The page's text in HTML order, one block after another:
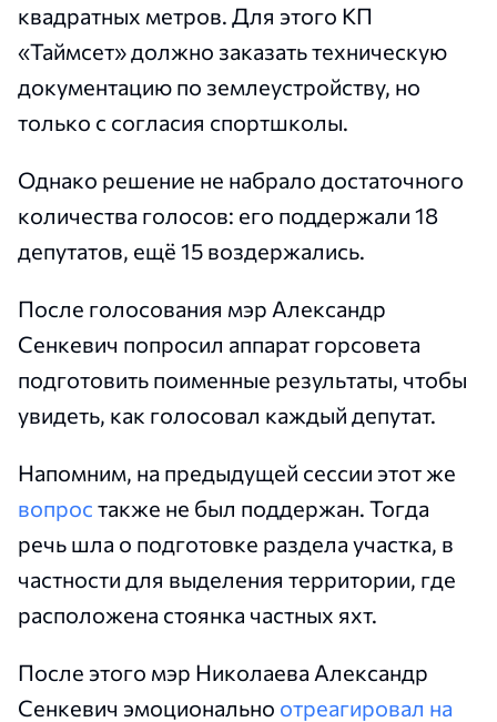
квадратных метров. Для этого КП
«Таймсет» должно заказать техническую
документацию по землеустройству, но
только с согласия спортшколы.
Однако решение не набрало достаточного
количества голосов: его поддержали 18
депутатов, ещё 15 воздержались.
После голосования мэр Александр
Сенкевич попросил аппарат горсовета
подготовить поименные результаты, чтобы
увидеть, как голосовал каждый депутат.
Напомним, на предыдущей сессии этот же
вопрос также не был поддержан. Тогда
речь шла о подготовке раздела участка, в
частности для выделения территории, где
расположена стоянка частных яхт.
После этого мэр Николаева Александр
Сенкевич эмоционально отреагировал на